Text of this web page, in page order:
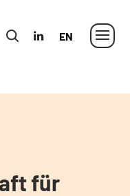
Englisch
MLU
für